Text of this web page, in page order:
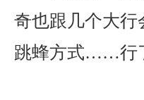
奇也跟几个大行
跳蜂方式……行